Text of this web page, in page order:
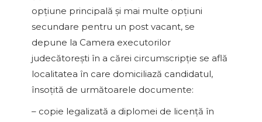
opţiune principală şi mai multe opţiuni
secundare pentru un post vacant, se
depune la Camera executorilor
judecătoreşti în a cărei circumscripţie se află
localitatea în care domiciliază candidatul,
însoţită de următoarele documente:
– copie legalizată a diplomei de licenţă în